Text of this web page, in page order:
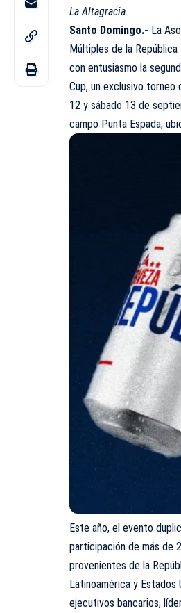
La Altagracia.
Santo Domingo.- La
Múltiples de la República
con entusiasmo la
Cup, un exclusivo torneo
12 y sábado 13 de
campo Punta Espada,
Este año, el evento
participación de más de
provenientes de la
Latinoamérica y
ejecutivos bancarios,